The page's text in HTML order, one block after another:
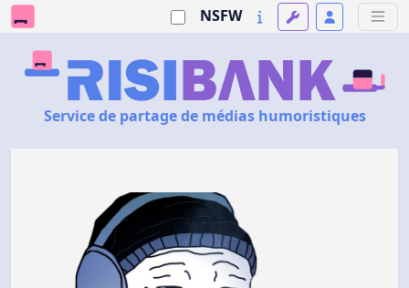
NSFW
Service de partage de médias humoristiques